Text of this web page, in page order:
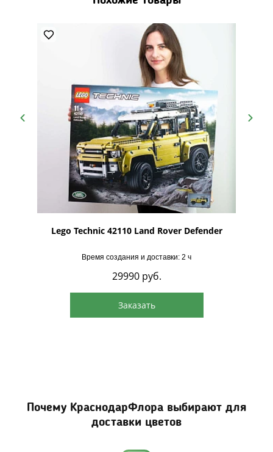
Lego Technic 42110 Land Rover Defender
Время создания и доставки: 2 ч
29990 руб.
Заказать
Почему КраснодарФлора выбирают для
доставки цветов